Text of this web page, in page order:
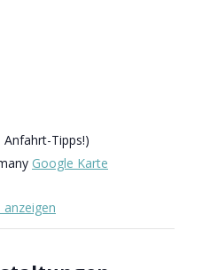
Tipps!)
Google Karte